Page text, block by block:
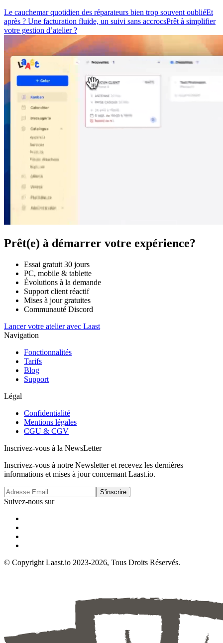
Le cauchemar quotidien des réparateurs bien trop souvent oubliéEt
après ? Une facturation fluide, un suivi sans accrocsPrêt à simplifier
votre gestion d’atelier ?
Prêt(e) à démarrer votre expérience?
Essai gratuit 30 jours
PC, mobile & tablette
Évolutions à la demande
Support client réactif
Mises à jour gratuites
Communauté Discord
Lancer votre atelier avec Laast
Navigation
Fonctionnalités
Tarifs
Blog
Support
Légal
Confidentialité
Mentions légales
CGU & CGV
Inscrivez-vous à la NewsLetter
Inscrivez-vous à notre Newsletter et recevez les dernières
informations et mises à jour concernant Laast.io.
S'inscrire
Suivez-nous sur
© Copyright Laast.io 2023-2026, Tous Droits Réservés.